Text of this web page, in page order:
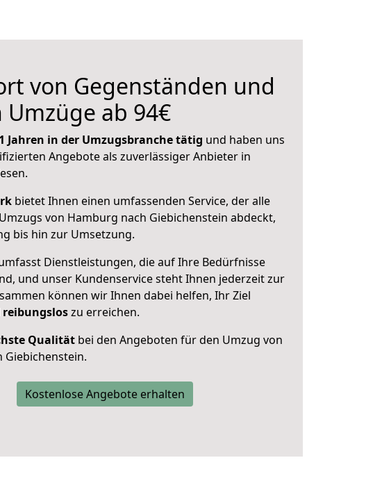
von Gegenständen und
Umzüge ab 94€
Jahren in der Umzugsbranche tätig und haben uns
Angebote als zuverlässiger Anbieter in
bietet Ihnen einen umfassenden Service, der alle
von Hamburg nach Giebichenstein abdeckt,
bis hin zur Umsetzung.
Dienstleistungen, die auf Ihre Bedürfnisse
und unser Kundenservice steht Ihnen jederzeit zur
können wir Ihnen dabei helfen, Ihr Ziel
zu erreichen.
Qualität bei den Angeboten für den Umzug von
Giebichenstein.
Kostenlose Angebote erhalten